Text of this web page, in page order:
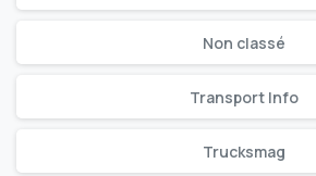
Non classé
Transport Info
Trucksmag